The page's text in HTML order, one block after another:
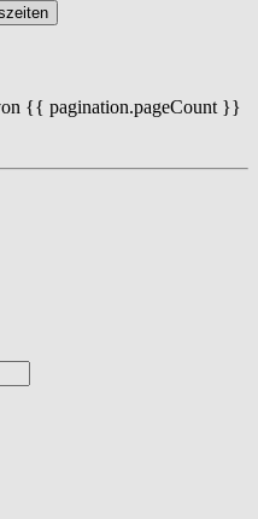
{{ pagination.pageCount }}